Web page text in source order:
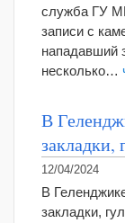
служба ГУ
записи с
нападавший
несколько…
В
закладки,
12/04/2024
В
закладки,